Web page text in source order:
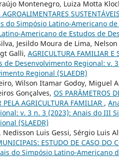
Montenegro, Luiza Motta
AGROALIMENTARES
do Simpósio Latino-Americano
Americano de Estudos de
Jesildo Moura de Lima,
Galli, AGRICULTURA FAMILIAR E
de Desenvolvimento Regional: v.
Regional (SLAEDR)
Wilson Itamar Godoy, Miguel
Gonçalves, OS PARÂMETROS
PELA AGRICULTURA FAMILIAR ,
v. 3 n. 3 (2023): Anais do III
(SLAEDR)
Luis Gessi, Sérgio Luis
ESTUDO DE CASO DO
do Simpósio Latino-Americano